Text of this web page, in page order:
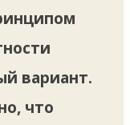
вариант.
что